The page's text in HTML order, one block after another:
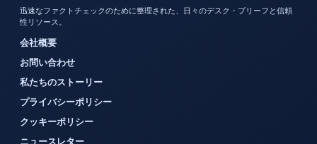
迅速なファクトチェックのために整理された、日々のデスク・ブリーフと信頼
性リソース。
会社概要
お問い合わせ
私たちのストーリー
プライバシーポリシー
クッキーポリシー
ニュースレター